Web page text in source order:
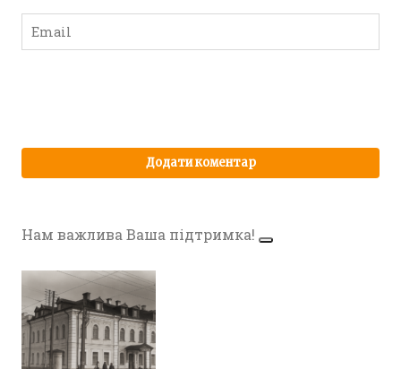
Нам важлива Ваша підтримка!